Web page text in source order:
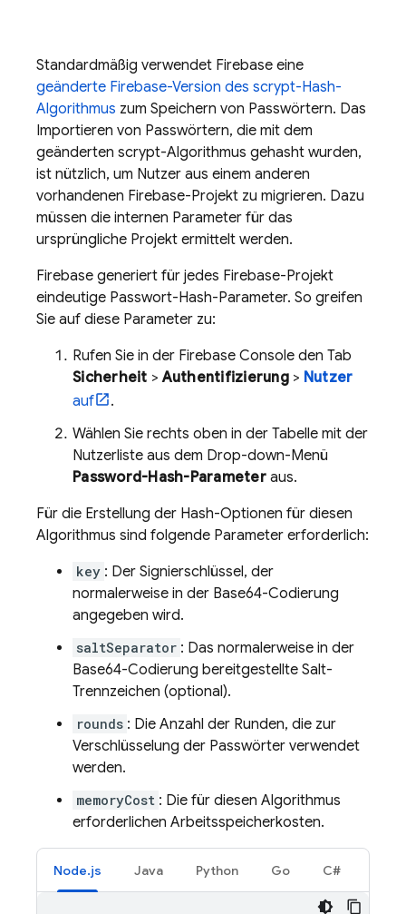
Standardmäßig verwendet Firebase eine
geänderte Firebase-Version des scrypt-Hash-
Algorithmus zum Speichern von Passwörtern. Das
Importieren von Passwörtern, die mit dem
geänderten scrypt-Algorithmus gehasht wurden,
ist nützlich, um Nutzer aus einem anderen
vorhandenen Firebase-Projekt zu migrieren. Dazu
müssen die internen Parameter für das
ursprüngliche Projekt ermittelt werden.
Firebase generiert für jedes Firebase-Projekt
eindeutige Passwort-Hash-Parameter. So greifen
Sie auf diese Parameter zu:
Rufen Sie in der Firebase Console den Tab
Sicherheit >Authentifizierung> Nutzer
auf
.
Wählen Sie rechts oben in der Tabelle mit der
Nutzerliste aus dem Drop-down-Menü
Password-Hash-Parameteraus.
Für die Erstellung der Hash-Optionen für diesen
Algorithmus sind folgende Parameter erforderlich:
key : Der Signierschlüssel, der
normalerweise in der Base64-Codierung
angegeben wird.
saltSeparator : Das normalerweise in der
Base64-Codierung bereitgestellte Salt-
Trennzeichen (optional).
rounds : Die Anzahl der Runden, die zur
Verschlüsselung der Passwörter verwendet
werden.
memoryCost : Die für diesen Algorithmus
erforderlichen Arbeitsspeicherkosten.
Node.js Java Python Go C#